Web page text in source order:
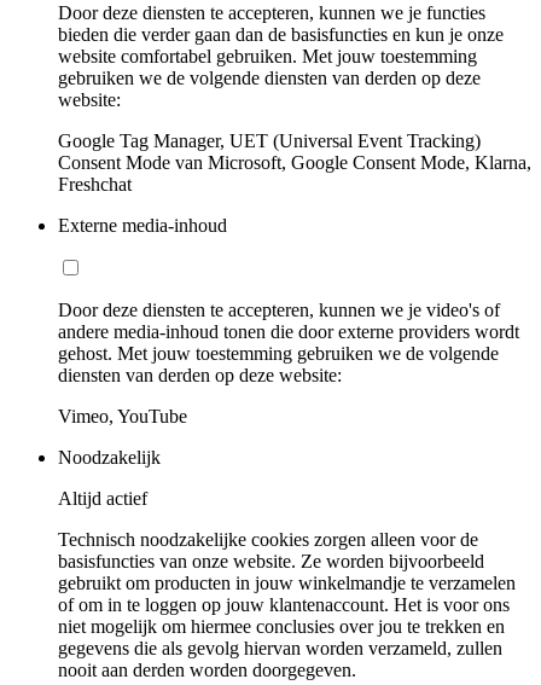
Door deze diensten te accepteren, kunnen we je functies
bieden die verder gaan dan de basisfuncties en kun je onze
website comfortabel gebruiken. Met jouw toestemming
gebruiken we de volgende diensten van derden op deze
website:
Google Tag Manager, UET (Universal Event Tracking)
Consent Mode van Microsoft, Google Consent Mode, Klarna,
Freshchat
Externe media-inhoud
Door deze diensten te accepteren, kunnen we je video's of
andere media-inhoud tonen die door externe providers wordt
gehost. Met jouw toestemming gebruiken we de volgende
diensten van derden op deze website:
Vimeo, YouTube
Noodzakelijk
Altijd actief
Technisch noodzakelijke cookies zorgen alleen voor de
basisfuncties van onze website. Ze worden bijvoorbeeld
gebruikt om producten in jouw winkelmandje te verzamelen
of om in te loggen op jouw klantenaccount. Het is voor ons
niet mogelijk om hiermee conclusies over jou te trekken en
gegevens die als gevolg hiervan worden verzameld, zullen
nooit aan derden worden doorgegeven.